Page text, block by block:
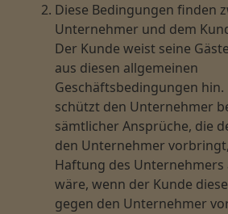
Diese Bedingungen finden
Unternehmer und dem
Der Kunde weist seine
aus diesen allgemeinen
Geschäftsbedingungen hin.
schützt den Unternehmer
sämtlicher Ansprüche, die
den Unternehmer
Haftung des Unternehmers
wäre, wenn der Kunde
gegen den Unternehmer